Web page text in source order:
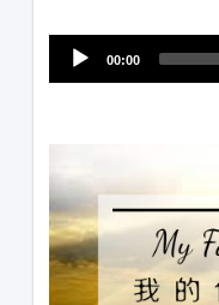
Player
00:00